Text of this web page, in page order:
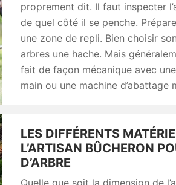
proprement dit. Il faut inspecter
de quel côté il se penche.
une zone de repli. Bien choisir
arbres une hache. Mais
fait de façon mécanique avec
main ou une machine d’abattage
LES DIFFÉRENTS
L’ARTISAN BÛCHERON
D’ARBRE
Quelle que soit la dimension de